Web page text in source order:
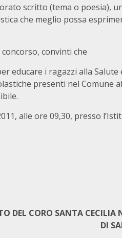
scritto (tema o poesia),
che meglio possa
convinti che
educare i ragazzi alla Salute
presenti nel Comune
alle ore 09,30, presso
DEL CORO SANTA CECILIA
DI